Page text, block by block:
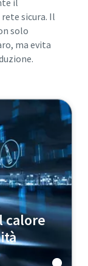
il
sicura. Il
solo
ma evita
calore